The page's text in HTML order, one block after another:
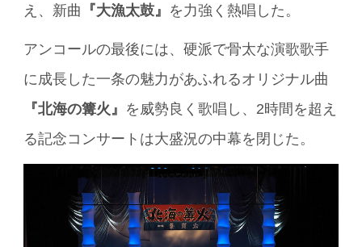
え、新曲
『大漁太鼓』 を力強く熱唱した。
アンコールの最後には、硬派で骨太な演歌歌手
に成長した一条の魅力があふれるオリジナル曲
『北海の篝火』 を威勢良く歌唱し、2時間を超え
る記念コンサートは大盛況の中幕を閉じた。